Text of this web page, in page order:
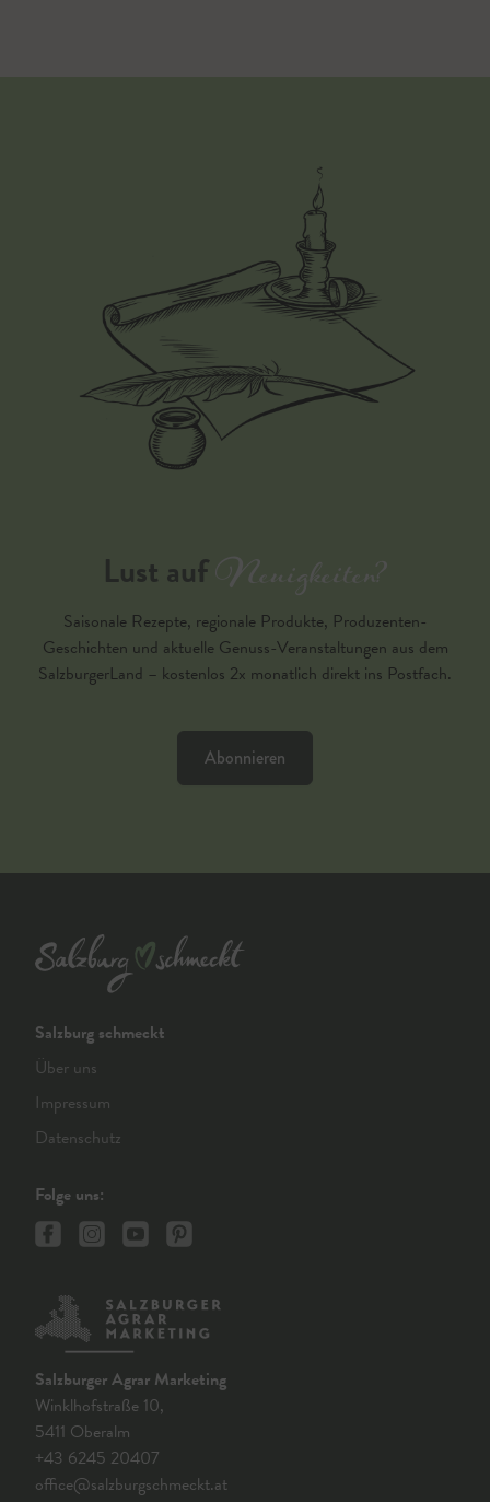
Lust aufNeuigkeiten?
Saisonale Rezepte, regionale Produkte, Produzenten-
Geschichten und aktuelle Genuss-Veranstaltungen aus dem
SalzburgerLand – kostenlos 2x monatlich direkt ins Postfach.
Abonnieren
Salzburg schmeckt
Über uns
Impressum
Datenschutz
Folge uns:
Salzburger Agrar Marketing
Winklhofstraße 10,
5411 Oberalm
+43 6245 20407
office@salzburgschmeckt.at